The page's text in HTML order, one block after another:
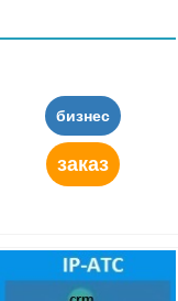
бизнес
заказ